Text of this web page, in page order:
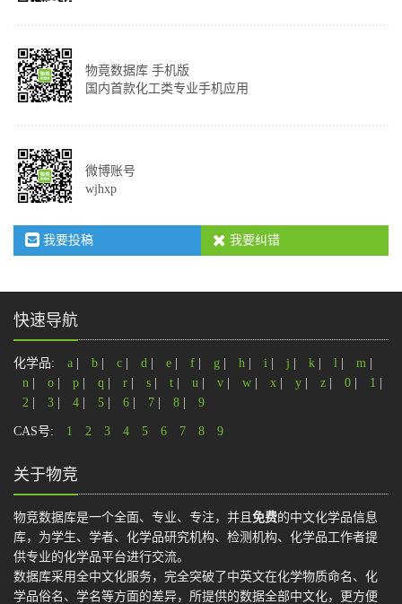
物竟数据库 手机版
国内首款化工类专业手机应用
微博账号
wjhxp
我要投稿 我要纠错
快速导航
化学品: a b c d e f g h i j k l m
n
o p q r s t u v w x y z 0 1
2
3 4 5 6 7 8 9
CAS号: 1 2 3 4 5 6 7 8 9
关于物竞
物竞数据库是一个全面、专业、专注，并且 免费的中文化学品信息
库，为学生、学者、化学品研究机构、检测机构、化学品工作者提
供专业的化学品平台进行交流。
数据库采用全中文化服务，完全突破了中英文在化学物质命名、化
学品俗名、学名等方面的差异，所提供的数据全部中文化，更方便